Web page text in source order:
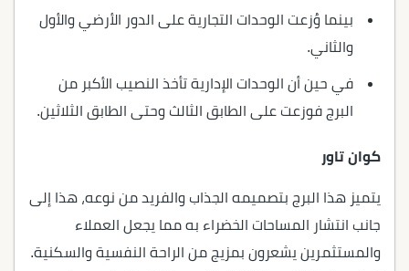
بينما وُزعت الوحدات التجارية على الدور الأرضي والأول
والثاني.
في حين أن الوحدات الإدارية تأخذ النصيب الأكبر من
البرج فوزعت على الطابق الثالث وحتى الطابق الثلاثين.
كوان تاور
يتميز هذا البرج بتصميمه الجذاب والفريد من نوعه، هذا إلى
جانب انتشار المساحات الخضراء به مما يجعل العملاء
والمستثمرين يشعرون بمزيج من الراحة النفسية والسكنية.